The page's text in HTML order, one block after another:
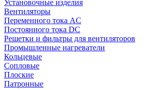
Установочные изделия
Вентиляторы
Переменного тока AC
Постоянного тока DC
Решетки и фильтры для вентиляторов
Промышленные нагреватели
Кольцевые
Сопловые
Плоские
Патронные